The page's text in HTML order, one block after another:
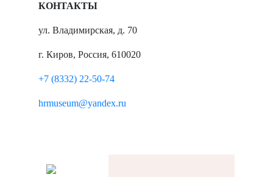
КОНТАКТЫ
ул. Владимирская, д. 70
г. Киров, Россия, 610020
+7 (8332) 22-50-74
hrmuseum@yandex.ru